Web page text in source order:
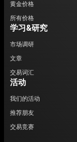
黄金价格
所有价格
学习&研究
市场调研
文章
交易词汇
活动
我们的活动
推荐朋友
交易竞赛